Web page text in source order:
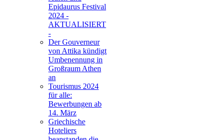
Epidaurus Festival
2024 -
AKTUALISIERT
-
Der Gouverneur
von Attika kündigt
Umbenennung in
Großraum Athen
an
Tourismus 2024
für alle:
Bewerbungen ab
14. März
Griechische
Hoteliers